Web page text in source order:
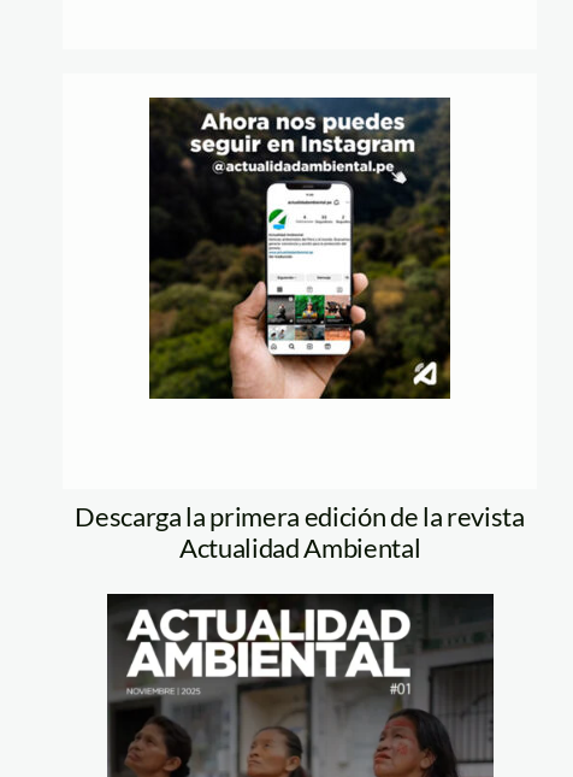
Descarga la primera edición de la revista
Actualidad Ambiental